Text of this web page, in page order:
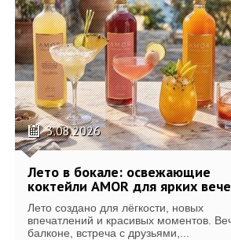
3.08.2026
Лето в бокале: освежающие
коктейли AMOR для ярких
Лето создано для лёгкости, новых
впечатлений и красивых моментов.
балконе, встреча с друзьями,...